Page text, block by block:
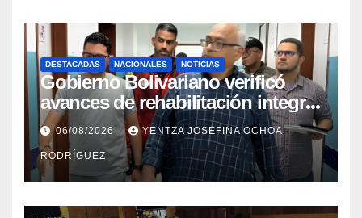
DESTACADAS NACIONALES NOTICIAS
Gobierno Bolivariano verificó
avances de rehabilitación integral
en el Hospital Dr. José María
Vargas
06/08/2026 YENTZA JOSEFINA OCHOA
RODRÍGUEZ